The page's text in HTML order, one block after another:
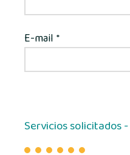
E-mail *
Servicios solicitados